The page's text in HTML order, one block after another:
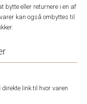
bytte eller returnere i en af
kan også ombyttes til
link til hvor varen